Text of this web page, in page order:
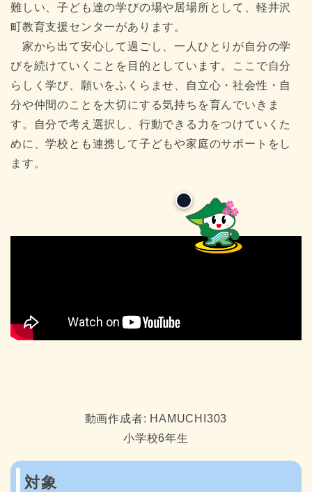
難しい、子ども達の学びの場や居場所として、軽井沢
町教育支援センターがあります。
家から出て安心して過ごし、一人ひとりが自分の学
びを続けていくことを目的としています。ここで自分
らしく学び、願いをふくらませ、自立心・社会性・自
分や仲間のことを大切にする気持ちを育んでいきま
す。自分で考え選択し、行動できる力をつけていくた
めに、学校とも連携して子どもや家庭のサポートをし
ます。
動画作成者: HAMUCHI303
小学校6年生
対象